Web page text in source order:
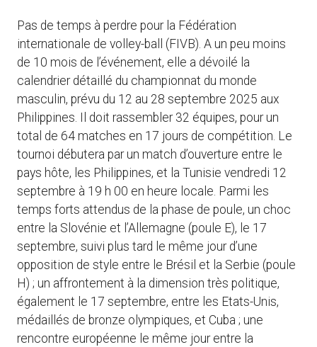
Pas de temps à perdre pour la Fédération
internationale de volley-ball (FIVB). A un peu moins
de 10 mois de l’événement, elle a dévoilé la
calendrier détaillé du championnat du monde
masculin, prévu du 12 au 28 septembre 2025 aux
Philippines. Il doit rassembler 32 équipes, pour un
total de 64 matches en 17 jours de compétition. Le
tournoi débutera par un match d’ouverture entre le
pays hôte, les Philippines, et la Tunisie vendredi 12
septembre à 19 h 00 en heure locale. Parmi les
temps forts attendus de la phase de poule, un choc
entre la Slovénie et l’Allemagne (poule E), le 17
septembre, suivi plus tard le même jour d’une
opposition de style entre le Brésil et la Serbie (poule
H) ; un affrontement à la dimension très politique,
également le 17 septembre, entre les Etats-Unis,
médaillés de bronze olympiques, et Cuba ; une
rencontre européenne le même jour entre la